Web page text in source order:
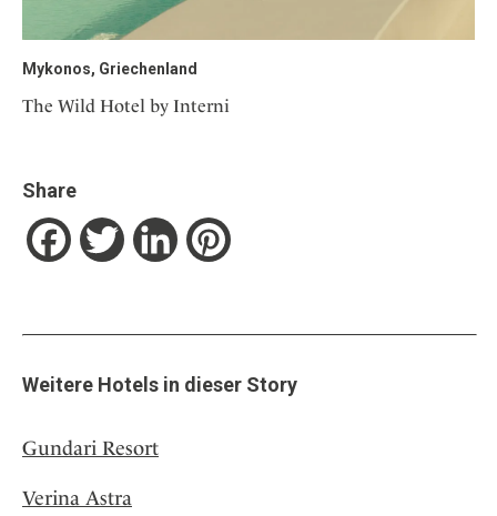
Mykonos, Griechenland
The Wild Hotel by Interni
Share
FacebookTwitter LinkedIn
Weitere Hotels in dieser Story
Gundari Resort
Verina Astra